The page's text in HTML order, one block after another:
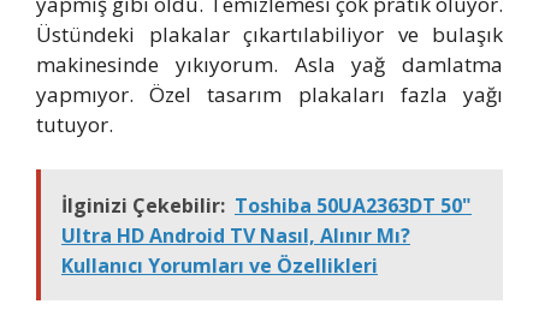
Üstündeki plakalar çıkartılabiliyor ve bulaşık
makinesinde yıkıyorum. Asla yağ damlatma
yapmıyor. Özel tasarım plakaları fazla yağı
tutuyor.
İlginizi Çekebilir: Toshiba 50UA2363DT 50"
Ultra HD Android TV Nasıl, Alınır Mı?
Kullanıcı Yorumları ve Özellikleri